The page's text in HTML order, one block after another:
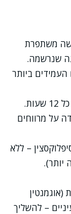
משתפרת
שנרשמה.
ביותר
"פעמיים ביום" = כל 12 שעות.
ההקפדה על מרווחים
– ללא
יותר).
(אוגמנטין
– להשליך